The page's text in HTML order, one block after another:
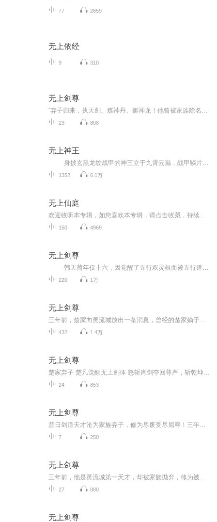
77 2659
无上依经
9 310
无上剑尊
23 808
无上神王
1352 6.1万
无上仙庭
150 4969
无上剑尊
220 1万
无上剑尊
432 1.4万
无上剑尊
24 853
无上剑尊
7 250
无上剑尊
27 880
无上剑尊